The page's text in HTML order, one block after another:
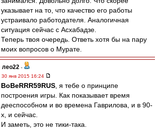
указывает на то, что качество его работы
устраивало работодателя. Аналогичная
ситуация сейчас с Асхабадзе.
Теперь твоя очередь. Ответь хотя бы на пару
моих вопросов о Мурате.
лео22 -
30 янв 2015 16:24
BoBeRRR59RUS , я тебе о принципе
построения игры. Как показывает время
дееспособном и во времена Гаврилова, и в 90-
х, и сейчас.
И заметь, это не тики-така.